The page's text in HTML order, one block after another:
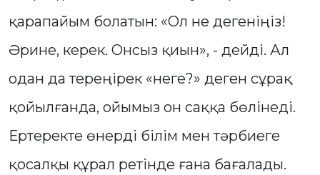
қарапайым болатын: «Ол не дегеніңіз!
Әрине, керек. Онсыз қиын», - дейді. Ал
одан да тереңірек «неге?» деген сұрақ
қойылғанда, ойымыз он саққа бөлінеді.
Ертеректе өнерді білім мен тәрбиеге
қосалқы құрал ретінде ғана бағалады.